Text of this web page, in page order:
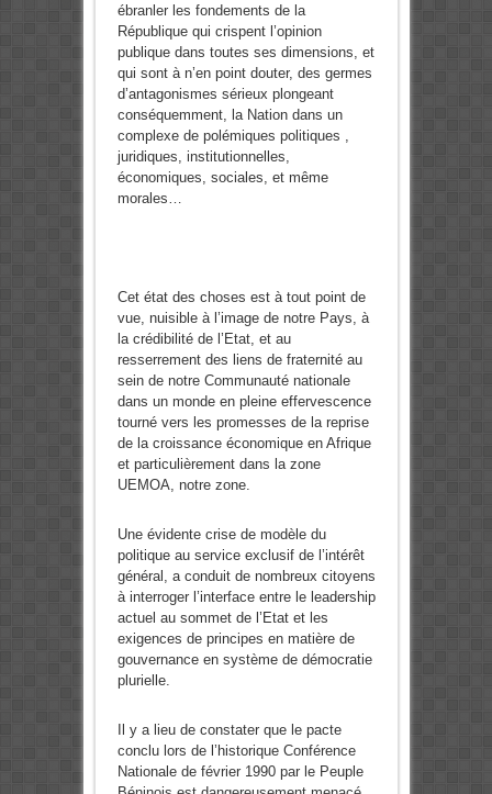
ébranler les fondements de la
République qui crispent l’opinion
publique dans toutes ses dimensions, et
qui sont à n’en point douter, des germes
d’antagonismes sérieux plongeant
conséquemment, la Nation dans un
complexe de polémiques politiques ,
juridiques, institutionnelles,
économiques, sociales, et même
morales…
Cet état des choses est à tout point de
vue, nuisible à l’image de notre Pays, à
la crédibilité de l’Etat, et au
resserrement des liens de fraternité au
sein de notre Communauté nationale
dans un monde en pleine effervescence
tourné vers les promesses de la reprise
de la croissance économique en Afrique
et particulièrement dans la zone
UEMOA, notre zone.
Une évidente crise de modèle du
politique au service exclusif de l’intérêt
général, a conduit de nombreux citoyens
à interroger l’interface entre le leadership
actuel au sommet de l’Etat et les
exigences de principes en matière de
gouvernance en système de démocratie
plurielle.
Il y a lieu de constater que le pacte
conclu lors de l’historique Conférence
Nationale de février 1990 par le Peuple